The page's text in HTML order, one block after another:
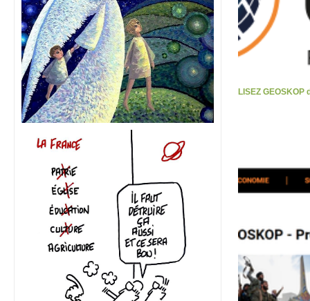
LISEZ GEOSKOP